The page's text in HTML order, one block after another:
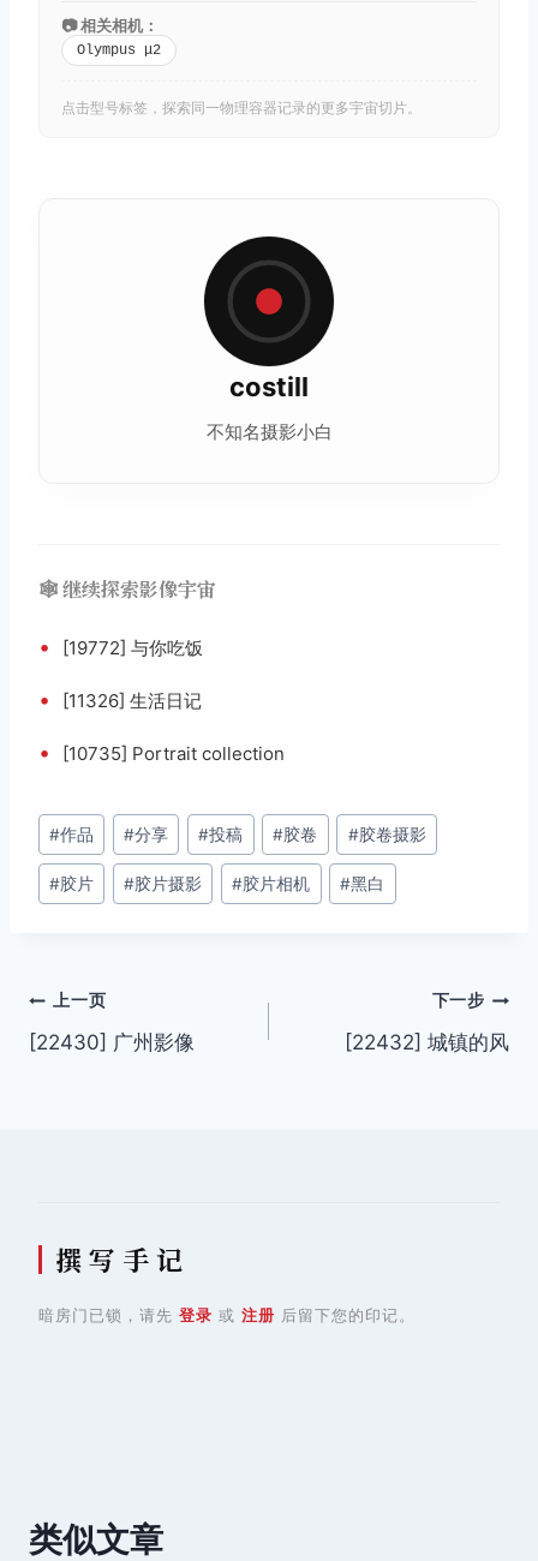
📷 相关相机：
Olympus μ2
点击型号标签，探索同一物理容器记录的更多宇宙切片。
costill
不知名摄影小白
🕸️ 继续探索影像宇宙
• [19772] 与你吃饭
• [11326] 生活日记
• [10735] Portrait collection
文
章
标
#作品 #分享 #投稿 #胶卷 #胶卷摄影
#胶片 #胶片摄影 #胶片相机 #黑白
文
章
上一页
[22430] 广州影像
下一步
[22432] 城镇的风
撰 写 手 记
暗房门已锁，请先 登录 或 注册 后留下您的印记。
类似文章